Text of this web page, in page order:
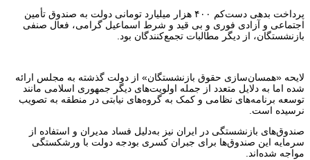
پرداخت بدهی دست‌کم ۴۰۰ هزار میلیارد تومانی دولت به صندوق تأمین
اجتماعی و آزادی فوری و بی قید و شرط اسماعیل گرامی، فعال صنفی
بازنشستگان، از دیگر مطالبات تجمع‌کنندگان بود.
لایحه «همسان‌سازی حقوق بازنشستگان» از دولت گذشته به مجلس ارائه
شده اما به دلایل متعدد از جمله اولویت‌های دیگر جمهوری اسلامی مانند
توسعه برنامه‌های نظامی و کمک به گروه‌های نیابتی در منطقه به تصویب
نرسیده است.
صندوق‌های بازنشستگی در ایران نیز به‌دلیل فساد مدیران و استفاده از
سرمایه این صندوق‌ها برای جبران کسری بودجه دولت با ورشکستگی
مواجه شده‌اند.